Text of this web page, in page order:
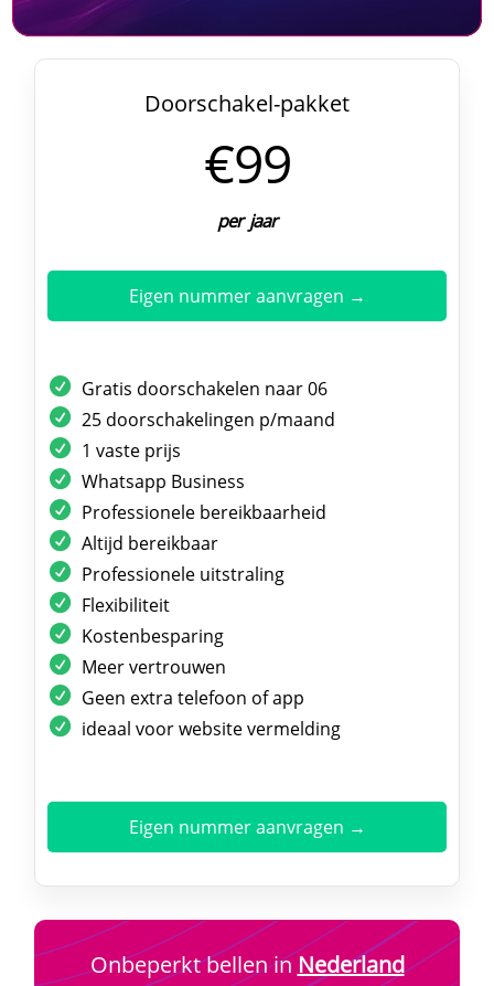
Doorschakel-pakket
€99
per jaar
Eigen nummer aanvragen →
Gratis doorschakelen naar 06
25 doorschakelingen p/maand
1 vaste prijs
Whatsapp Business
Professionele bereikbaarheid
Altijd bereikbaar
Professionele uitstraling
Flexibiliteit
Kostenbesparing
Meer vertrouwen
Geen extra telefoon of app
ideaal voor website vermelding
Eigen nummer aanvragen →
Onbeperkt bellen inNederland